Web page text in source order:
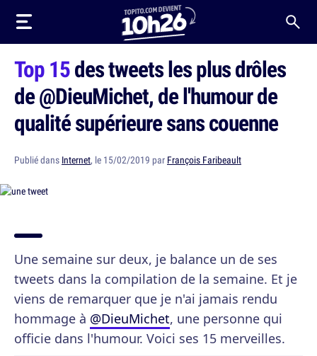
Top 15des tweets les plus drôles
de @DieuMichet, de l'humour de
qualité supérieure sans couenne
Publié dans Internet, le 15/02/2019 par François Faribeault
Une semaine sur deux, je balance un de ses
tweets dans la compilation de la semaine. Et je
viens de remarquer que je n'ai jamais rendu
hommage à @DieuMichet, une personne qui
officie dans l'humour. Voici ses 15 merveilles.